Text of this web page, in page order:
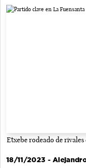
Etxebe rodeado de
18/11/2023 -